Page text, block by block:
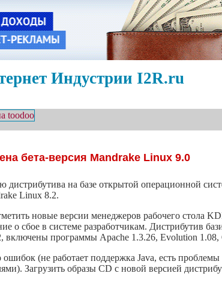
Индустрии I2R.ru
бета-версия Mandrake Linux 9.0
дистрибутива на базе открытой операционной
Linux 8.2.
новые версии менеджеров рабочего стола
сбое в системе разработчикам. Дистрибутив
включены программы Apache 1.3.26, Evolution
(не работает поддержка Java, есть
Загрузить образы CD с новой версией